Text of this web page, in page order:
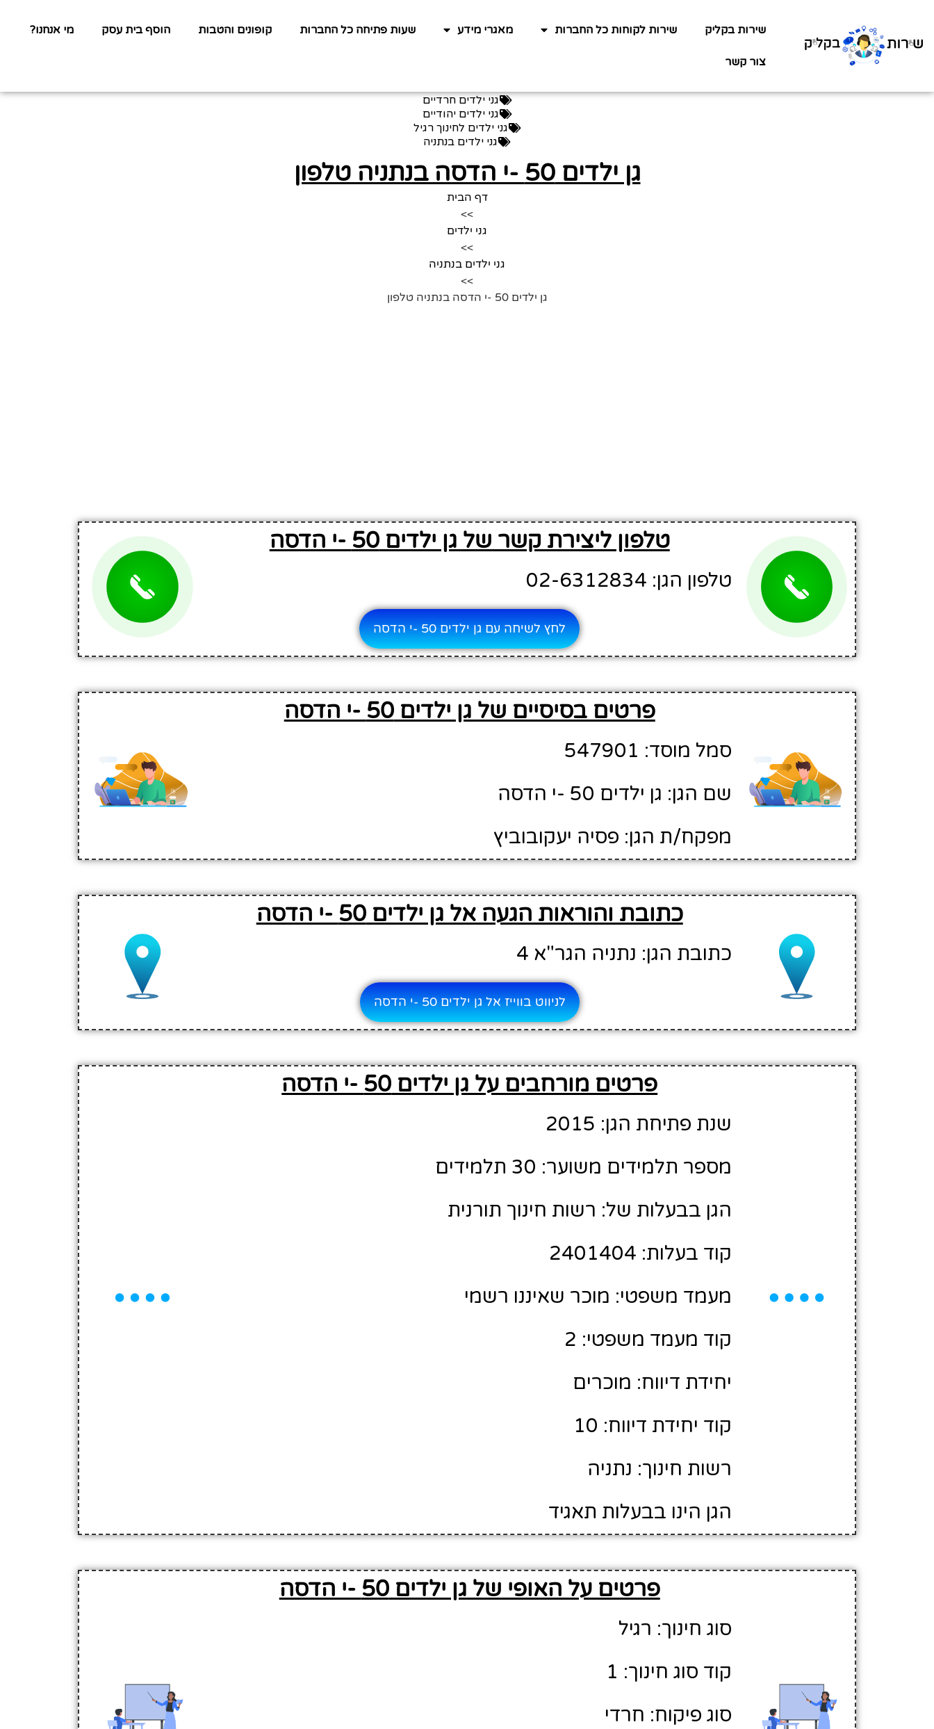
שירות בקליק שירות לקוחות כל החברות מאגרי מידע שעות פתיחה כל החברות קופונים והטבות הוסף בית עסק מי אנחנו?
צור קשר
גני ילדים חרדיים
גני ילדים יהודיים
גני ילדים לחינוך רגיל
גני ילדים בנתניה
גן ילדים 50 -י הדסה בנתניה טלפון
דף הבית
>>
גני ילדים
>>
גני ילדים בנתניה
>>
גן ילדים 50 -י הדסה בנתניה טלפון
טלפון ליצירת קשר של גן ילדים 50 -י הדסה
טלפון הגן: 02-6312834
לחץ לשיחה עם גן ילדים 50 -י הדסה
פרטים בסיסיים של גן ילדים 50 -י הדסה
סמל מוסד: 547901
שם הגן: גן ילדים 50 -י הדסה
מפקח/ת הגן: פסיה יעקובוביץ
כתובת והוראות הגעה אל גן ילדים 50 -י הדסה
כתובת הגן: נתניה הגר"א 4
לניווט בווייז אל גן ילדים 50 -י הדסה
פרטים מורחבים על גן ילדים 50 -י הדסה
שנת פתיחת הגן: 2015
מספר תלמידים משוער: 30 תלמידים
הגן בבעלות של: רשות חינוך תורנית
קוד בעלות: 2401404
מעמד משפטי: מוכר שאיננו רשמי
קוד מעמד משפטי: 2
יחידת דיווח: מוכרים
קוד יחידת דיווח: 10
רשות חינוך: נתניה
הגן הינו בבעלות תאגיד
פרטים על האופי של גן ילדים 50 -י הדסה
סוג חינוך: רגיל
קוד סוג חינוך: 1
סוג פיקוח: חרדי